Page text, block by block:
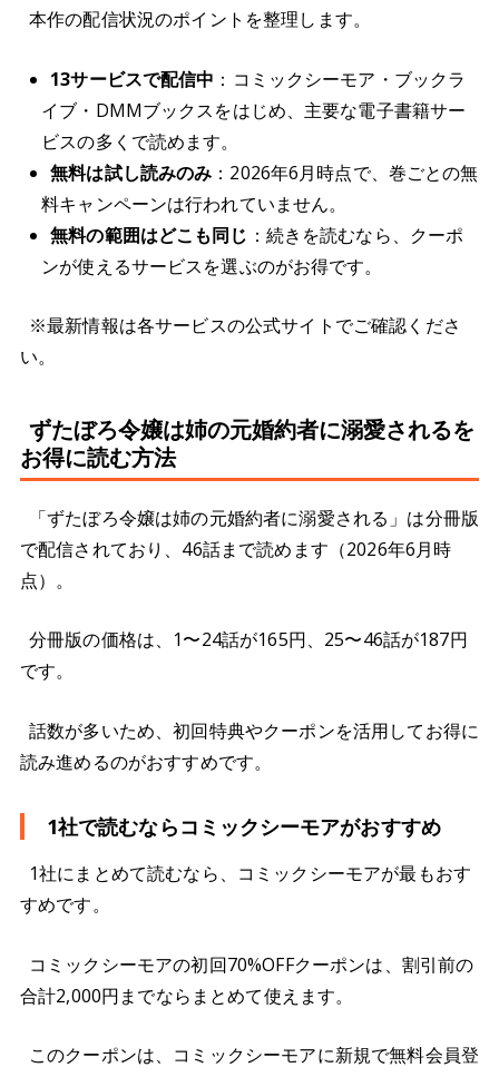
本作の配信状況のポイントを整理します。
13サービスで配信中 ：コミックシーモア・ブックラ
イブ・DMMブックスをはじめ、主要な電子書籍サー
ビスの多くで読めます。
無料は試し読みのみ ：2026年6月時点で、巻ごとの無
料キャンペーンは行われていません。
無料の範囲はどこも同じ ：続きを読むなら、クーポ
ンが使えるサービスを選ぶのがお得です。
※最新情報は各サービスの公式サイトでご確認くださ
い。
ずたぼろ令嬢は姉の元婚約者に溺愛されるを
お得に読む方法
「ずたぼろ令嬢は姉の元婚約者に溺愛される」は分冊版
で配信されており、46話まで読めます（2026年6月時
点）。
分冊版の価格は、1〜24話が165円、25〜46話が187円
です。
話数が多いため、初回特典やクーポンを活用してお得に
読み進めるのがおすすめです。
1社で読むならコミックシーモアがおすすめ
1社にまとめて読むなら、コミックシーモアが最もおす
すめです。
コミックシーモアの初回70%OFFクーポンは、割引前の
合計2,000円までならまとめて使えます。
このクーポンは、コミックシーモアに新規で無料会員登